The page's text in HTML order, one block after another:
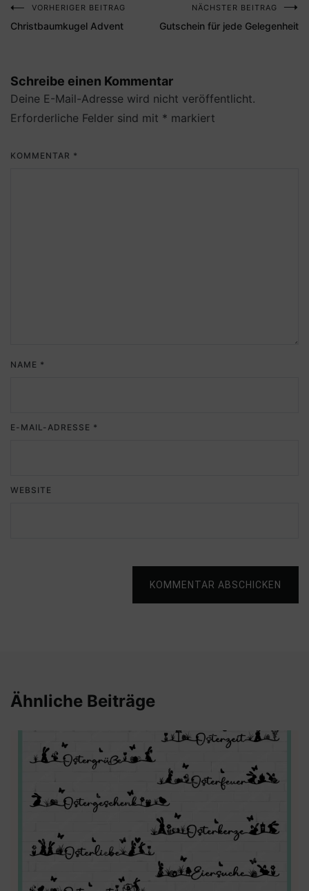
Beitragsnavigation
VORHERIGER BEITRAG
Christbaumkugel Advent
NÄCHSTER BEITRAG
Gutschein für jede Gelegenheit
Schreibe einen Kommentar
Deine E-Mail-Adresse wird nicht veröffentlicht.
Erforderliche Felder sind mit * markiert
KOMMENTAR *
NAME *
E-MAIL-ADRESSE *
WEBSITE
KOMMENTAR ABSCHICKEN
Ähnliche Beiträge